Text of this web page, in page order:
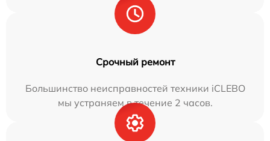
Срочный ремонт
Большинство неисправностей техники iCLEBO
мы устраняем в течение 2 часов.